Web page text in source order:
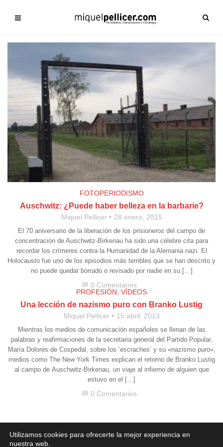
FOTOPERIODISMO
Auschwitz: ¿Puede haber belleza en la barbarie?
Miquel Pellicer 28 enero, 2015
El 70 aniversario de la liberación de los prisioneros del campo de
concentración de Auschwitz-Birkenau ha sido una célebre cita para
recordar los crímeres contra la Humanidad de la Alemania nazi. El
Holocausto fue uno de los episodios más terribles que se han descrito y
no puede quedar borrado o revisado por nadie en su […]
chat_bubble 0 Comentarios
PROFESIÓN VÍDEOS
Una lección de nazismo puro con Branko Lustig
Miquel Pellicer 15 abril, 2013
Mientras los medios de comunicación españoles se llenan de las
palabras y reafirmaciones de la secretaria general del Partido Popular,
María Dolores de Cospedal, sobre los ‘escraches’ y su «nazismo puro»,
medios como The New York Times explican el retorno de Branko Lustig
al campo de Auschwitz-Birkenau, un viaje al infierno de alguien que
estuvo en el […]
chat_bubble 0 Comentarios
Aviso legal·Política de Privacidad·Política de Cookies
Utilizamos cookies para ofrecerte la mejor experiencia en
nuestra web.